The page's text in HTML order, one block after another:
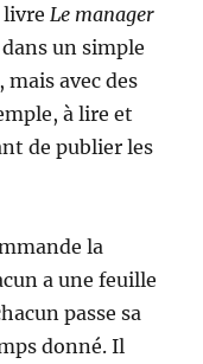
livre Le manager
un simple
avec des
à lire et
de publier les
la
a une feuille
passe sa
donné. Il